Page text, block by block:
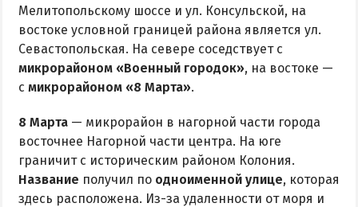
Мелитопольскому шоссе и ул. Консульской, на
востоке условной границей района является ул.
Севастопольская. На севере соседствует с
микрорайоном «Военный городок», на востоке —
с микрорайоном «8 Марта».
8 Марта — микрорайон в нагорной части города
восточнее Нагорной части центра. На юге
граничит с историческим районом Колония.
Название получил по одноименной улице, которая
здесь расположена. Из-за удаленности от моря и